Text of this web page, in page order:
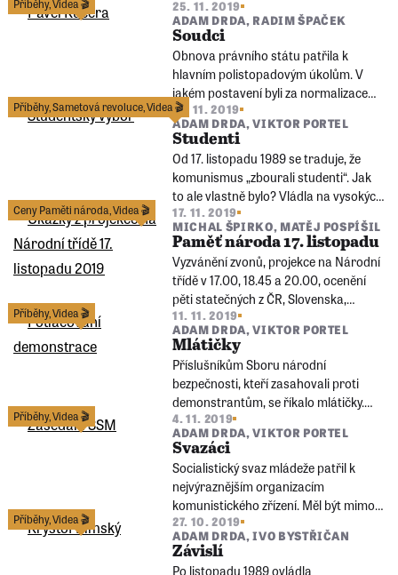
zavázali dobrovolně, ne všichni
někoho udali. Míru jejich spolupráce
však bylo možno nahlédnout po
otevření archivů mnoho let po
převratu.
Příběhy,Videa 🎬
25. 11. 2019
ADAM DRDA, RADIM ŠPAČEK
Soudci
Obnova právního státu patřila k
hlavním polistopadovým úkolům. V
jakém postavení byli za normalizace
soudci a advokáti? Jak proběhla
očista justice od zkompromitovaných
lidí?
Příběhy,Sametová revoluce,Videa 🎬18. 11. 2019
ADAM DRDA,VIKTOR PORTEL
Studenti
Od 17. listopadu 1989 se traduje, že
komunismus „zbourali studenti“. Jak
to ale vlastně bylo? Vládla na vysokých
školách proreformní a protirežimní
atmosféra? Nebo do poslední chvíle
představovaly spíše konformní složku
společnosti?
Ceny Paměti národa,Videa 🎬
17. 11. 2019
MICHAL ŠPIRKO, MATĚJ POSPÍŠIL
Paměť národa 17. listopadu
Vyzvánění zvonů, projekce na Národní
třídě v 17.00, 18.45 a 20.00, ocenění
pěti statečných z ČR, Slovenska,
Polska, Německa a Maďarska v
Národním divadle, koncerty, výstavy a
další akce po celé republice
#nezapomeňme.
Příběhy,Videa 🎬
11. 11. 2019
ADAM DRDA,VIKTOR PORTEL
Mlátičky
Příslušníkům Sboru národní
bezpečnosti, kteří zasahovali proti
demonstrantům, se říkalo mlátičky.
Účastnili se i brutálního zákroku 17.
listopadu 1989. Jak svou roli hodnotí
po 30 letech?
Příběhy,Videa 🎬
4. 11. 2019
ADAM DRDA,VIKTOR PORTEL
Svazáci
Socialistický svaz mládeže patřil k
nejvýraznějším organizacím
komunistického zřízení. Měl být mimo
jiné „přípravkou“ na členství v KSČ a
také nástrojem pro ovlivňování života
mladých lidí. Někteří svazáci však
Příběhy,Videa 🎬
27. 10. 2019
ADAM DRDA,IVO BYSTŘIČAN
Závislí
Po listopadu 1989 ovládla